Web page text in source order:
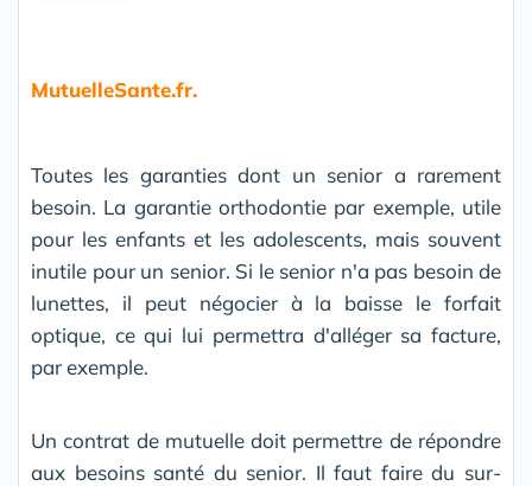
MutuelleSante.fr.
Toutes les garanties dont un senior a rarement
besoin. La garantie orthodontie par exemple, utile
pour les enfants et les adolescents, mais souvent
inutile pour un senior. Si le senior n'a pas besoin de
lunettes, il peut négocier à la baisse le forfait
optique, ce qui lui permettra d'alléger sa facture,
par exemple.
Un contrat de mutuelle doit permettre de répondre
aux besoins santé du senior. Il faut faire du sur-